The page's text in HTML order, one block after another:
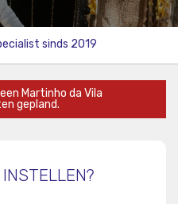
sinds 2019
Martinho da Vila
gepland.
INSTELLEN?